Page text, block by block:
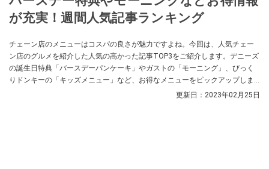
が充実！週間人気記事ランキング
チェーン店のメニューはコスパの良さが魅力ですよね。今回は、人気チェー
ン店のグルメを紹介した人気の高かった記事TOP3をご紹介します。デニーズ
の誕生日特典「バースデーパンケーキ」やガストの「モーニング」、びっく
りドンキーの「キッズメニュー」など、お得なメニューをピックアップしま
更新日： 2023年02月25日